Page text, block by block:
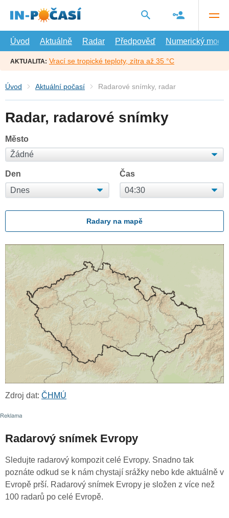
hlavní
Úvod
Aktuálně Radar Předpověď Numerický model
AKTUALITA: Vrací se tropické teploty, zítra až 35 °C
Úvod Aktuální počasí Radarové snímky, radar
Radar, radarové snímky
Město
Den Čas
Radary na mapě
Zdroj dat: ČHMÚ
Radarový snímek Evropy
Sledujte radarový kompozit celé Evropy. Snadno tak
poznáte odkud se k nám chystají srážky nebo kde aktuálně v
Evropě prší. Radarový snímek Evropy je složen z více než
100 radarů po celé Evropě.